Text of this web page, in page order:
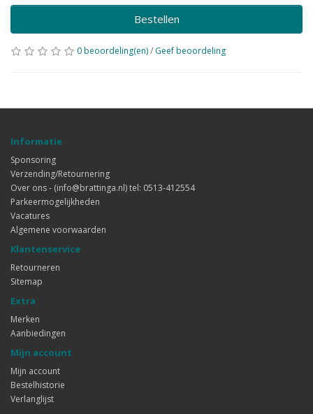
Bestellen
0 beoordeling(en)/ Geef beoordeling
Informatie
Sponsoring
Verzending/Retournering
Over ons - (info@brattinga.nl) tel: 0513-412554
Parkeermogelijkheden
Vacatures
Algemene voorwaarden
Klantenservice
Retourneren
Sitemap
Extra
Merken
Aanbiedingen
Mijn account
Mijn account
Bestelhistorie
Verlanglijst